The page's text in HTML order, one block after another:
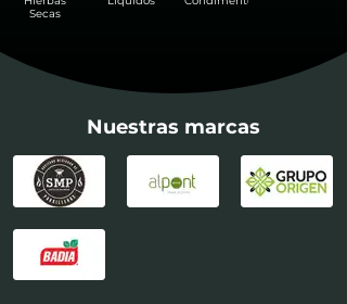
Secas
Nuestras marcas